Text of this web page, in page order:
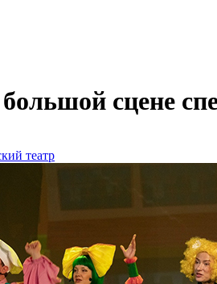
большой сцене
театр